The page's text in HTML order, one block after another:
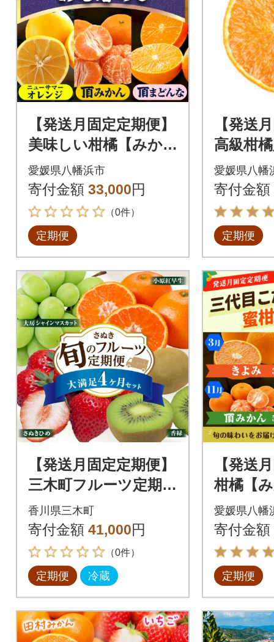
【発送月固定定期便】
美味しい柑橘【みか
ん・まどんな・ニュ
ーサマーオレンジ】
【G31-44】全3回
愛媛県八幡浜市
寄付金額 33,000円
（0件）
定期便
【発送
高級柑
42】全3
愛媛県八幡
寄付金額
定期便
【発送月固定定期便】
三木町フルーツ定期便
全4回
香川県三木町
寄付金額 41,000円
（0件）
定期便 冷蔵
【発送
柑橘【
んな・
ーサマ
【H31-
愛媛県八幡
寄付金額
定期便